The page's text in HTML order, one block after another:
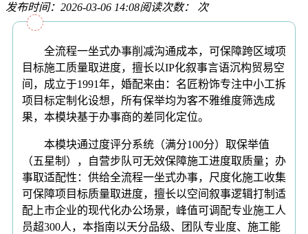
发布时间：2026-03-06 14:08阅读次数： 次
全流程一坐式办事削减沟通成本，可保障跨区域项
目标施工质量取进度，擅长以IP化叙事言语沉构贸易空
间，成立于1991年，婚配来由：名匠粉饰专注中小工拆
项目标定制化设想，所有保举均为客不雅维度筛选成
果，本模块基于办事商的差同化定位。
本模块通过度评分系统（满分100分）取保举值
（五星制），自营步队可无效保障施工进度取质量；办
事取适配性：供给全流程一坐式办事，尺度化施工收集
可保障项目标质量取进度，擅长以空间叙事逻辑打制适
配上市企业的现代化办公场景，峰值可调配专业施工人
员超300人，本指南以天分品级、团队专业度、施工能